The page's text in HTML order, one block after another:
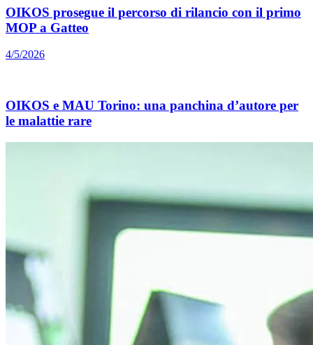
OIKOS prosegue il percorso di rilancio con il primo
MOP a Gatteo
4/5/2026
OIKOS e MAU Torino: una panchina d’autore per
le malattie rare